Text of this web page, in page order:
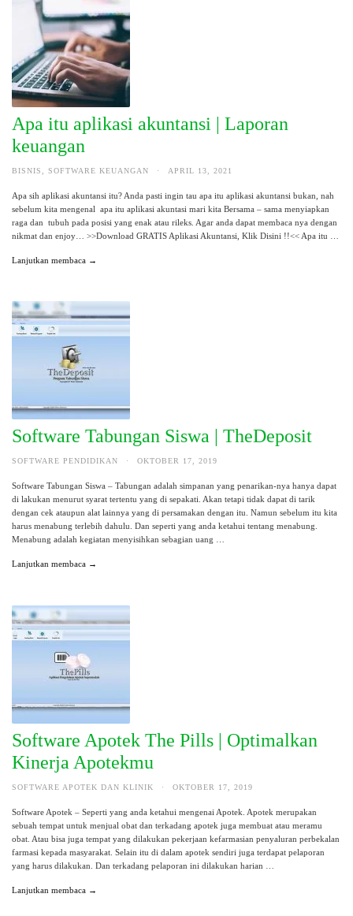
Apa itu aplikasi akuntansi | Laporan
keuangan
BISNIS SOFTWARE KEUANGAN · APRIL 13, 2021
Apa sih aplikasi akuntansi itu? Anda pasti ingin tau apa itu aplikasi akuntansi bukan, nah
sebelum kita mengenal apa itu aplikasi akuntasi mari kita Bersama – sama menyiapkan
raga dan tubuh pada posisi yang enak atau rileks. Agar anda dapat membaca nya dengan
nikmat dan enjoy… >>Download GRATIS Aplikasi Akuntansi, Klik Disini !!<< Apa itu …
Lanjutkan membaca →
Software Tabungan Siswa | TheDeposit
SOFTWARE PENDIDIKAN · OKTOBER 17, 2019
Software Tabungan Siswa – Tabungan adalah simpanan yang penarikan-nya hanya dapat
di lakukan menurut syarat tertentu yang di sepakati. Akan tetapi tidak dapat di tarik
dengan cek ataupun alat lainnya yang di persamakan dengan itu. Namun sebelum itu kita
harus menabung terlebih dahulu. Dan seperti yang anda ketahui tentang menabung.
Menabung adalah kegiatan menyisihkan sebagian uang …
Lanjutkan membaca →
Software Apotek The Pills | Optimalkan
Kinerja Apotekmu
SOFTWARE APOTEK DAN KLINIK · OKTOBER 17, 2019
Software Apotek – Seperti yang anda ketahui mengenai Apotek. Apotek merupakan
sebuah tempat untuk menjual obat dan terkadang apotek juga membuat atau meramu
obat. Atau bisa juga tempat yang dilakukan pekerjaan kefarmasian penyaluran perbekalan
farmasi kepada masyarakat. Selain itu di dalam apotek sendiri juga terdapat pelaporan
yang harus dilakukan. Dan terkadang pelaporan ini dilakukan harian …
Lanjutkan membaca →